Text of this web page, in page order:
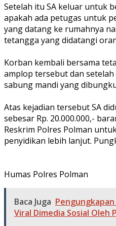
Setelah itu SA keluar untuk
apakah ada petugas untuk
yang datang ke rumahnya
tetangga yang didatangi
Korban kembali bersama
amplop tersebut dan
sabung mandi yang
Atas kejadian tersebut SA
sebesar Rp. 20.000.000,-
Reskrim Polres Polman
penyidikan lebih lanjut.
Humas Polres Polman
Baca Juga
Viral Dimedia Sosial Oleh